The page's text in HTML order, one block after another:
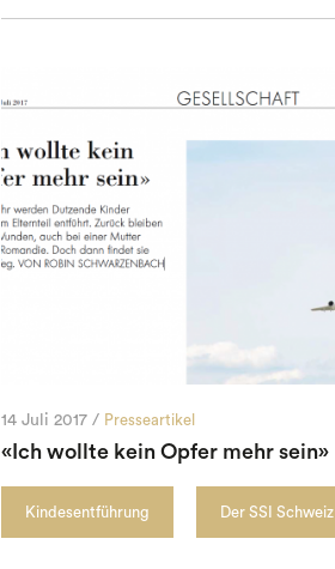
14 Juli 2017 / Presseartikel
«Ich wollte kein Opfer mehr sein»
Kindesentführung Der SSI Schweiz